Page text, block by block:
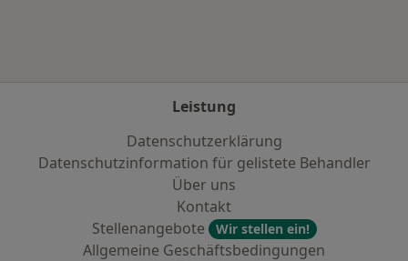
Leistung
Datenschutzerklärung
Datenschutzinformation für gelistete Behandler
Über uns
Kontakt
Stellenangebote
Wir stellen ein!
Allgemeine Geschäftsbedingungen